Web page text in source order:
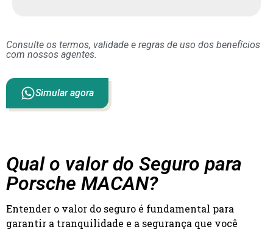
Consulte os termos, validade e regras de uso dos benefícios
com nossos agentes.
Simular agora
Qual o valor do Seguro para
Porsche MACAN?
Entender o valor do seguro é fundamental para
garantir a tranquilidade e a segurança que você